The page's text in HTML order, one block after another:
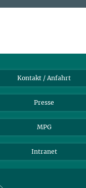
Kontakt / Anfahrt
Presse
MPG
Intranet